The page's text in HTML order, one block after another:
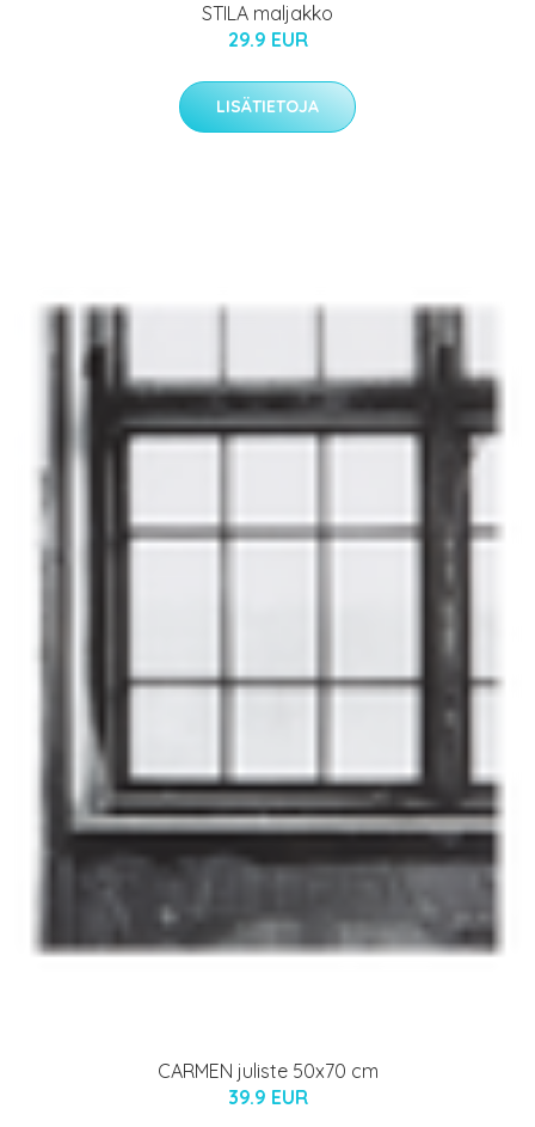
STILA maljakko
29.9 EUR
LISÄTIETOJA
CARMEN juliste 50x70 cm
39.9 EUR